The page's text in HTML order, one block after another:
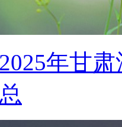
2025年甘
总